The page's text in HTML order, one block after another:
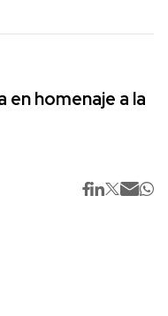
en homenaje a la